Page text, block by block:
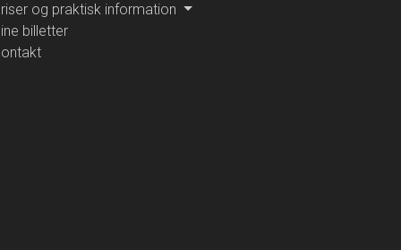
og praktisk information
billetter